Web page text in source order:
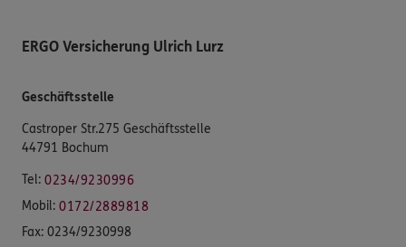
ERGO Versicherung Ulrich Lurz
Geschäftsstelle
Castroper Str.275 Geschäftsstelle
44791 Bochum
Tel: 0234/9230996
Mobil: 0172/2889818
Fax: 0234/9230998